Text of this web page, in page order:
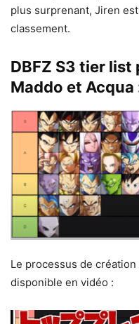
plus surprenant, Jiren
classement.
DBFZ S3 tier list
Maddo et Acqua
Le processus de création
disponible en vidéo :